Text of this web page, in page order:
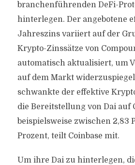
branchenführenden DeFi-
hinterlegen. Der angebotene
Jahreszins variiert auf der
Krypto-Zinssätze von
automatisch aktualisiert, um
auf dem Markt
schwankte der effektive
die Bereitstellung von Dai auf
beispielsweise zwischen 2,83
Prozent, teilt Coinbase mit.
Um ihre Dai zu hinterlegen,